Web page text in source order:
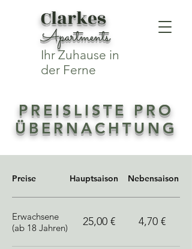
Clarkes
Apartments
Ihr Zuhause in
der Ferne
PREISLISTE PRO
ÜBERNACHTUNG
4,70 €
25,00 €
Erwachsene
(ab 18 Jahren)
Preise Hauptsaison Nebensaison